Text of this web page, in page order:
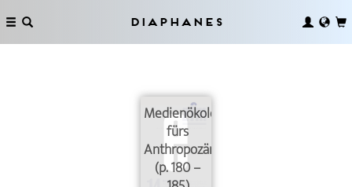
Diaphanes
Medienökologien
fürs
Anthropozän
(p. 180 –